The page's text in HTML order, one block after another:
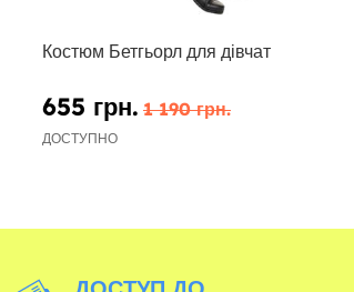
Костюм Бетгьорл для дівчат
655 грн. 1 190 грн.
ДОСТУПНО